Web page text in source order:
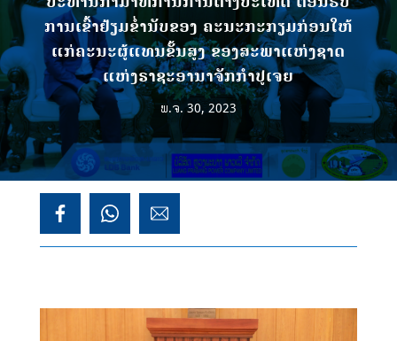
ການເຂົ້າຢ້ຽມຂໍ່ານັບຂອງ ຄະນະກະກຽມກ່ອນໃຫ້
ແກ່ຄະນະຜູ້ແທນຂັ້ນສູງ ຂອງສະພາແຫ່ງຊາດ
ແຫ່ງຣາຊະອານາຈັກກຳປູເຈຍ
ພ.ຈ. 30, 2023